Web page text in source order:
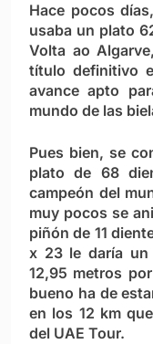
Hace pocos
usaba un plato
Volta ao
título definitivo
avance apto
mundo de las
Pues bien, se
plato de 68
campeón del
muy pocos se
piñón de 11
x 23 le daría un
12,95 metros
bueno ha de
en los 12 km
del UAE Tour.